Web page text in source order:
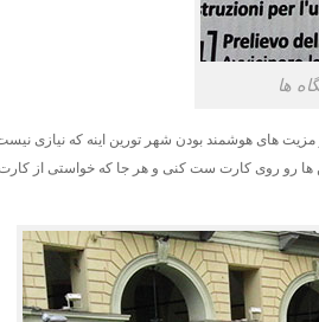
ها
های هوشمند بودن شهر تورین اینه که نیازی
ها رو روی کارت ست کنی و هر جا که خواستی از